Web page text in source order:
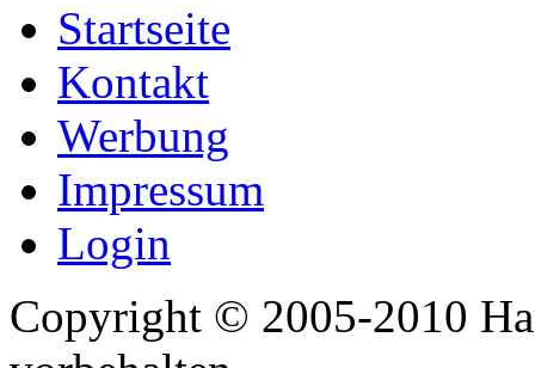
Startseite
Kontakt
Werbung
Impressum
Login
Copyright © 2005-2010